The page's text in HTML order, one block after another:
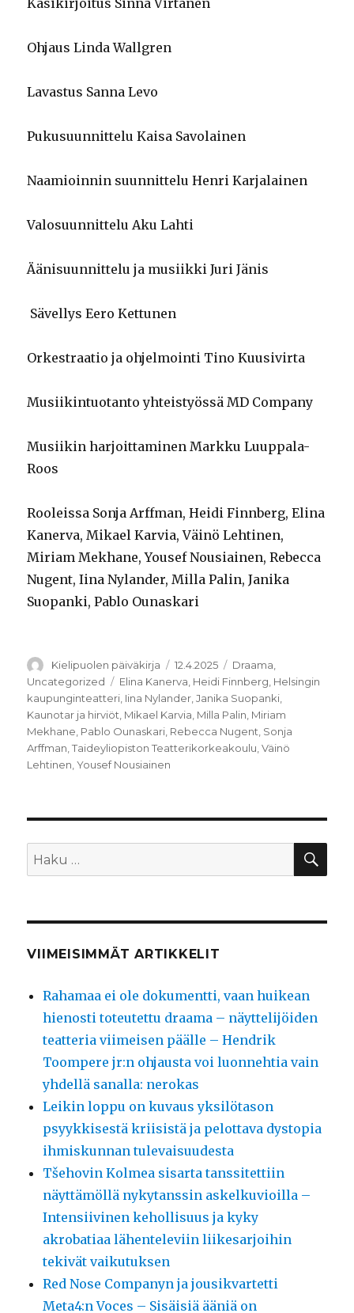
Käsikirjoitus Sinna Virtanen
Ohjaus Linda Wallgren
Lavastus Sanna Levo
Pukusuunnittelu Kaisa Savolainen
Naamioinnin suunnittelu Henri Karjalainen
Valosuunnittelu Aku Lahti
Äänisuunnittelu ja musiikki Juri Jänis
Sävellys Eero Kettunen
Orkestraatio ja ohjelmointi Tino Kuusivirta
Musiikintuotanto yhteistyössä MD Company
Musiikin harjoittaminen Markku Luuppala-
Roos
Rooleissa Sonja Arffman, Heidi Finnberg, Elina
Kanerva, Mikael Karvia, Väinö Lehtinen,
Miriam Mekhane, Yousef Nousiainen, Rebecca
Nugent, Iina Nylander, Milla Palin, Janika
Suopanki, Pablo Ounaskari
Kirjoittaja
Kielipuolen päiväkirja Julkaistu
12.4.2025 Kategoriat
Draama
Uncategorized
Avainsanat
Elina Kanerva, Heidi Finnberg, Helsingin
kaupunginteatteri, Iina Nylander,Janika Suopanki,
Kaunotar ja hirviöt, Mikael Karvia, Milla Palin, Miriam
Mekhane, Pablo Ounaskari, Rebecca Nugent, Sonja
Arffman,Taideyliopiston Teatterikorkeakoulu,Väinö
Lehtinen,Yousef Nousiainen
Etsi:
VIIMEISIMMÄT ARTIKKELIT
Rahamaa ei ole dokumentti, vaan huikean
hienosti toteutettu draama – näyttelijöiden
teatteria viimeisen päälle – Hendrik
Toompere jr:n ohjausta voi luonnehtia vain
yhdellä sanalla: nerokas
Leikin loppu on kuvaus yksilötason
psyykkisestä kriisistä ja pelottava dystopia
ihmiskunnan tulevaisuudesta
Tšehovin Kolmea sisarta tanssitettiin
näyttämöllä nykytanssin askelkuvioilla –
Intensiivinen kehollisuus ja kyky
akrobatiaa lähenteleviin liikesarjoihin
tekivät vaikutuksen
Red Nose Companyn ja jousikvartetti
Meta4:n Voces – Sisäisiä ääniä on